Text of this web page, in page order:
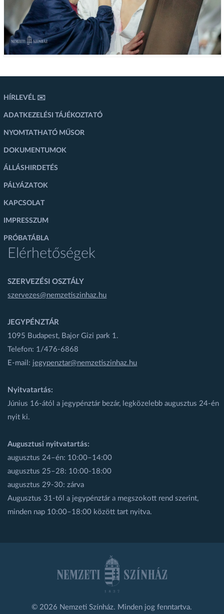
HÍRLEVÉL ✉️
ADATKEZELÉSI TÁJÉKOZTATÓ
NYOMTATHATÓ MŰSOR
DOKUMENTUMOK
ÁLLÁSHIRDETÉS
PÁLYÁZATOK
KAPCSOLAT
IMPRESSZUM
PRÓBATÁBLA
Elérhetőségek
SZERVEZÉSI OSZTÁLY
szervezes@nemzetiszinhaz.hu
JEGYPÉNZTÁR
1095 Budapest, Bajor Gizi park 1.
Telefon: 1/476-6868
E-mail: jegypenztar@nemzetiszinhaz.hu
Nyitvatartás:
Június 16-ától a jegypénztár bezár, legközelebb augusztus 24-én
nyit ki.
Augusztusi nyitvatartás:
augusztus 24–én: 10:00–14:00
augusztus 25–28: 10:00-18:00
augusztus 29-30: zárva
Augusztus 31-től a jegypénztár a megszokott rend szerint,
minden nap 10:00–18:00 között tart nyitva.
© 2026 Nemzeti Színház. Minden jog fenntartva.